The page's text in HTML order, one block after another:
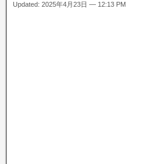
Updated: 2025年4月23日 — 12:13 PM